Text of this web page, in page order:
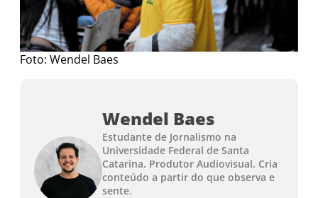
Foto: Wendel Baes
Wendel Baes
Estudante de Jornalismo na
Universidade Federal de Santa
Catarina. Produtor Audiovisual. Cria
conteúdo a partir do que observa e
sente.